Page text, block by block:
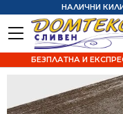
НАЛИЧНИ
БЕЗПЛАТНА И